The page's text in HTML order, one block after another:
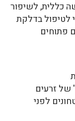
כללית, לשיפור
חיצוני לטיפול בדלקת
פתוחים
בסכרת לאדם מבוגר 25 ג' של זרעים
זרעים טחונים לפני